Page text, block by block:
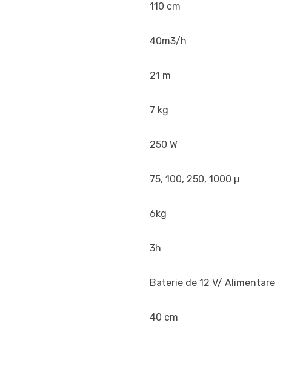
110 cm
40m3/h
21 m
7 kg
250 W
75, 100, 250, 1000 µ
6kg
3h
Baterie de 12 V/ Alimentare
40 cm